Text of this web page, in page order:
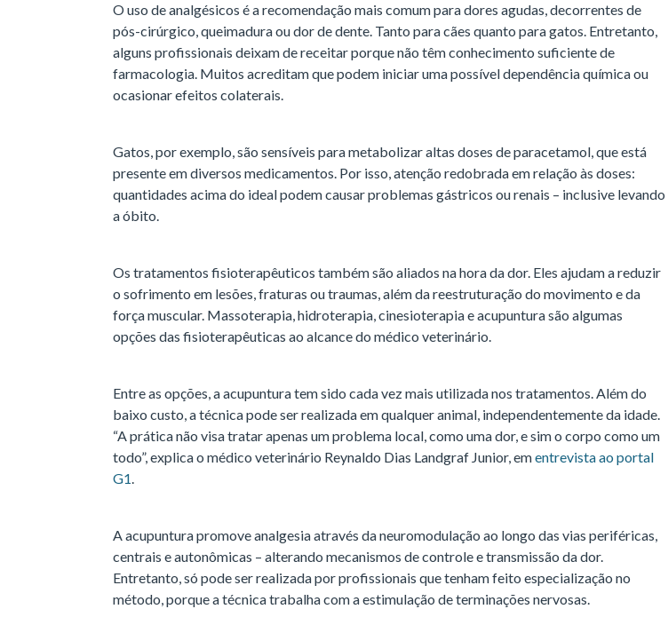
O uso de analgésicos é a recomendação mais comum para dores agudas, decorrentes de
pós-cirúrgico, queimadura ou dor de dente. Tanto para cães quanto para gatos. Entretanto,
alguns profissionais deixam de receitar porque não têm conhecimento suficiente de
farmacologia. Muitos acreditam que podem iniciar uma possível dependência química ou
ocasionar efeitos colaterais.
Gatos, por exemplo, são sensíveis para metabolizar altas doses de paracetamol, que está
presente em diversos medicamentos. Por isso, atenção redobrada em relação às doses:
quantidades acima do ideal podem causar problemas gástricos ou renais – inclusive levando
a óbito.
Os tratamentos fisioterapêuticos também são aliados na hora da dor. Eles ajudam a reduzir
o sofrimento em lesões, fraturas ou traumas, além da reestruturação do movimento e da
força muscular. Massoterapia, hidroterapia, cinesioterapia e acupuntura são algumas
opções das fisioterapêuticas ao alcance do médico veterinário.
Entre as opções, a acupuntura tem sido cada vez mais utilizada nos tratamentos. Além do
baixo custo, a técnica pode ser realizada em qualquer animal, independentemente da idade.
“A prática não visa tratar apenas um problema local, como uma dor, e sim o corpo como um
todo”, explica o médico veterinário Reynaldo Dias Landgraf Junior, ementrevista ao portal
G1.
A acupuntura promove analgesia através da neuromodulação ao longo das vias periféricas,
centrais e autonômicas – alterando mecanismos de controle e transmissão da dor.
Entretanto, só pode ser realizada por profissionais que tenham feito especialização no
método, porque a técnica trabalha com a estimulação de terminações nervosas.